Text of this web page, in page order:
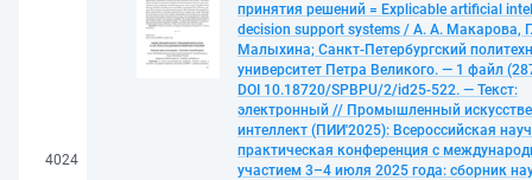
4024
принятия решений = Explicable artificial
decision support systems / А. А. Макарова,
Малыхина; Санкт-Петербургский
университет Петра Великого. — 1 файл
DOI 10.18720/SPBPU/2/id25-522. — Текст:
электронный // Промышленный
интеллект (ПИИ'2025): Всероссийская
практическая конференция с
участием 3–4 июля 2025 года: cборник